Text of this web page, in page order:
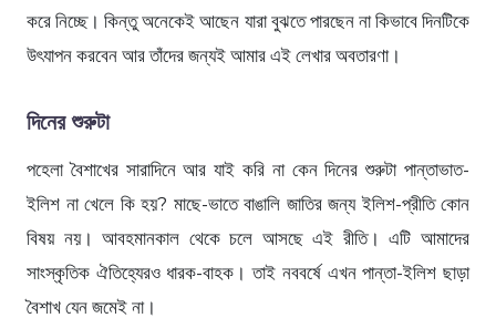
করে নিচ্ছে। কিন্তু অনেকেই আছেন যারা বুঝতে পারছেন না কিভাবে দিনটিকে
উৎযাপন করবেন আর তাঁদের জন্যই আমার এই লেখার অবতারণা।
দিনের শুরুটা
পহেলা বৈশাখের সারাদিনে আর যাই করি না কেন দিনের শুরুটা পান্তাভাত-
ইলিশ না খেলে কি হয়? মাছে-ভাতে বাঙালি জাতির জন্য ইলিশ-প্রীতি কোন
বিষয় নয়। আবহমানকাল থেকে চলে আসছে এই রীতি। এটি আমাদের
সাংস্কৃতিক ঐতিহ্যেরও ধারক-বাহক। তাই নববর্ষে এখন পান্তা-ইলিশ ছাড়া
বৈশাখ যেন জমেই না।